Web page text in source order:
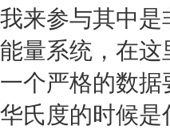
我来参与其中
能量系统，在
一个严格的数
华氏度的时候